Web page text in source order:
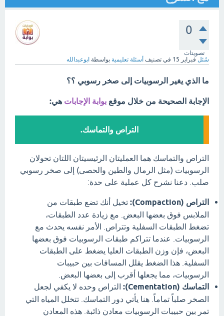
0
تصويتات
سُئل فبراير 15 في تصنيف أسئلة تعليمية بواسطة ابوعبدالله
ما الذي يغير الرسوبيات إلى صخر رسوبي ؟؟
الإجابة الصحيحة من خلال موقع بوابة الإجابات هي:
التراص والتماسك.
التراص والتماسك هما العمليتان الرئيسيتان اللتان تحولان
الرسوبيات (مثل الرمال والطين والحصى) إلى صخر رسوبي
صلب. دعنا نشرح كل عملية على حدة:
التراص (Compaction):
تخيل أنك تضع طبقات من
الملابس فوق بعضها البعض. مع زيادة عدد الطبقات،
تضغط الطبقات السفلية وتتراص. الأمر نفسه يحدث مع
الرسوبيات. عندما تتراكم طبقات الرسوبيات فوق بعضها
البعض، فإن وزن الطبقات العليا يضغط على الطبقات
السفلية. هذا الضغط يقلل المسافات بين حبيبات
الرسوبيات، مما يجعلها أقرب إلى بعضها البعض.
التماسك (Cementation):
التراص وحده لا يكفي لجعل
الصخر صلباً تماماً. هنا يأتي دور التماسك. تتخلل المياه التي
تمر بين حبيبات الرسوبيات معادن ذائبة. هذه المعادن